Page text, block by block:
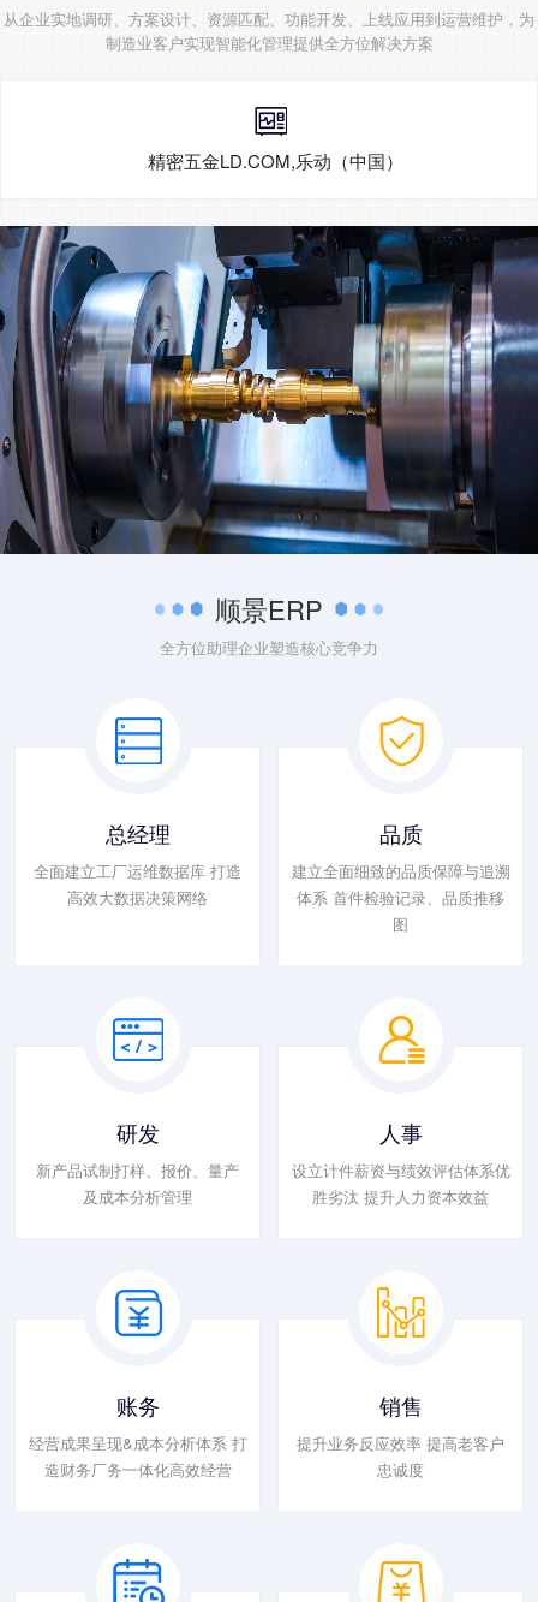
从企业实地调研、方案设计、资源匹配、功能开发、上线应用到运营维护，为
制造业客户实现智能化管理提供全方位解决方案
精密五金LD.COM,乐动（中国）
顺景ERP
全方位助理企业塑造核心竞争力
总经理
全面建立工厂运维数据库 打造
高效大数据决策网络
品质
建立全面细致的品质保障与追溯
体系 首件检验记录、品质推移
图
研发
新产品试制打样、报价、量产
及成本分析管理
人事
设立计件薪资与绩效评估体系优
胜劣汰 提升人力资本效益
账务
经营成果呈现&成本分析体系 打
造财务厂务一体化高效经营
销售
提升业务反应效率 提高老客户
忠诚度